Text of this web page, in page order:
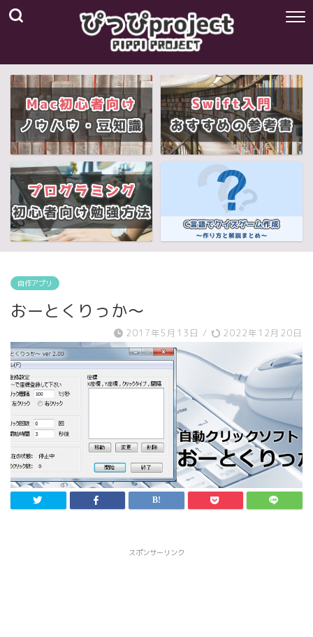
自作アプリ
おーとくりっか～
2017年5月13日 / 2022年12月20日
スポンサーリンク